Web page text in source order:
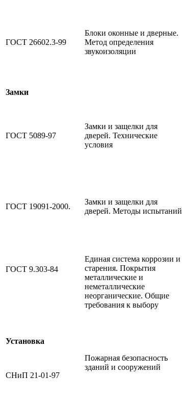
ГОСТ 26602.3-99
Блоки оконные и дверные.
Метод определения
звукоизоляции
Замки
ГОСТ 5089-97
Замки и защелки для
дверей. Технические
условия
ГОСТ 19091-2000.
Замки и защелки для
дверей. Методы испытаний
ГОСТ 9.303-84
Единая система коррозии и
старения. Покрытия
металлические и
неметаллические
неорганические. Общие
требования к выбору
Установка
СНиП 21-01-97
Пожарная безопасность
зданий и сооружений